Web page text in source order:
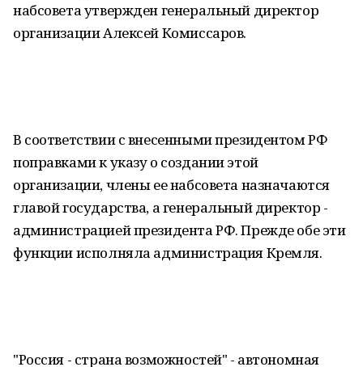
набсовета утвержден генеральный директор
организации Алексей Комиссаров.
В соответствии с внесенными президентом РФ
поправками к указу о создании этой
организации, члены ее набсовета назначаются
главой государства, а генеральный директор -
администрацией президента РФ. Прежде обе эти
функции исполняла администрация Кремля.
"Россия - страна возможностей" - автономная